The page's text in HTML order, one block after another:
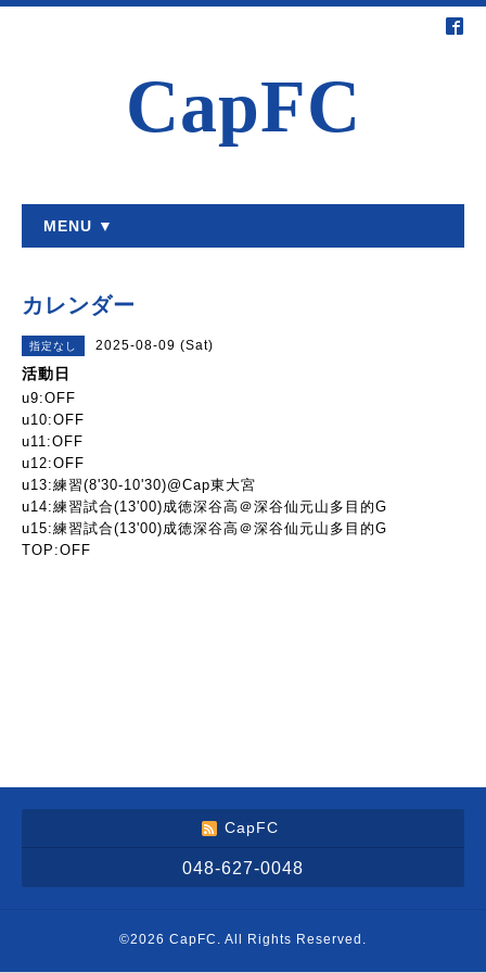
CapFC
MENU ▼
カレンダー
指定なし 2025-08-09 (Sat)
活動日
u9:OFF
u10:OFF
u11:OFF
u12:OFF
u13:練習(8'30-10'30)@Cap東大宮
u14:練習試合(13'00)成徳深谷高＠深谷仙元山多目的G
u15:練習試合(13'00)成徳深谷高＠深谷仙元山多目的G
TOP:OFF
CapFC
048-627-0048
©2026 CapFC . All Rights Reserved.